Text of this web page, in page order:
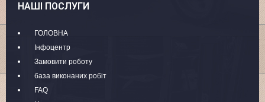
НАШІ ПОСЛУГИ
ГОЛОВНА
Інфоцентр
Замовити роботу
база виконаних робіт
FAQ